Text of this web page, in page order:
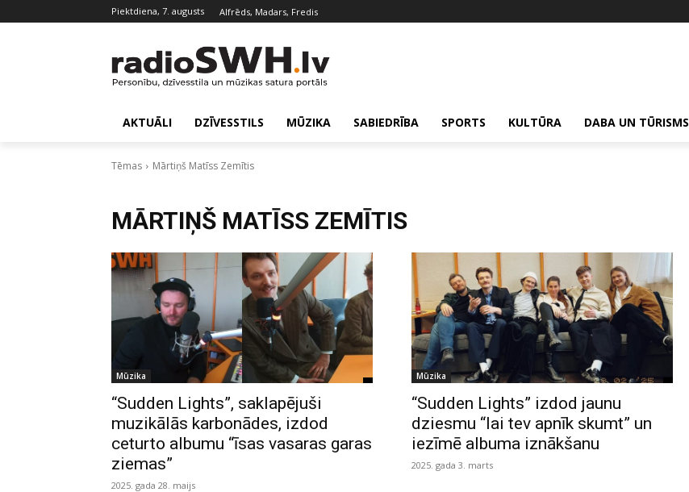
piektdiena, 7. augusts Alfrēds, Madars, Fredis
AKTUĀLI DZĪVESSTILS MŪZIKA SABIEDRĪBA SPORTS KULTŪRA DABA UN TŪRISMS
Tēmas Mārtiņš Matīss Zemītis
MĀRTIŅŠ MATĪSS ZEMĪTIS
Mūzika
“Sudden Lights”, saklapējuši
muzikālās karbonādes, izdod
ceturto albumu “īsas vasaras garas
ziemas”
2025. gada 28. maijs
Mūzika
“Sudden Lights” izdod jaunu
dziesmu “lai tev apnīk skumt” un
iezīmē albuma iznākšanu
2025. gada 3. marts